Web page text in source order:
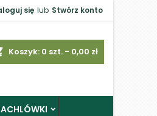
się lub Stwórz konto
Koszyk: 0 szt. - 0,00 zł